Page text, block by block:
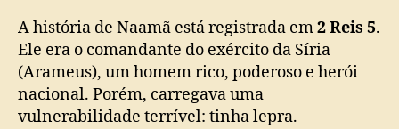
A história de Naamã está registrada em2 Reis 5.
Ele era o comandante do exército da Síria
(Arameus), um homem rico, poderoso e herói
nacional. Porém, carregava uma
vulnerabilidade terrível: tinha lepra.